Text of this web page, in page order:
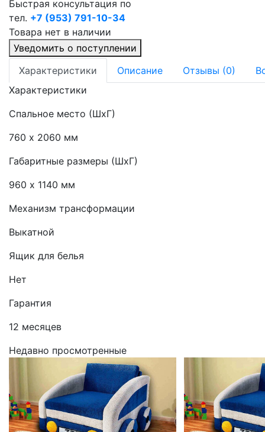
Быстрая консультация по
тел. +7 (953) 791-10-34
Товара нет в наличии
Уведомить о поступлении
Характеристики
Описание Отзывы (0)
Характеристики
Спальное место (ШхГ)
760 х 2060 мм
Габаритные размеры (ШхГ)
960 х 1140 мм
Механизм трансформации
Выкатной
Ящик для белья
Нет
Гарантия
12 месяцев
Недавно просмотренные